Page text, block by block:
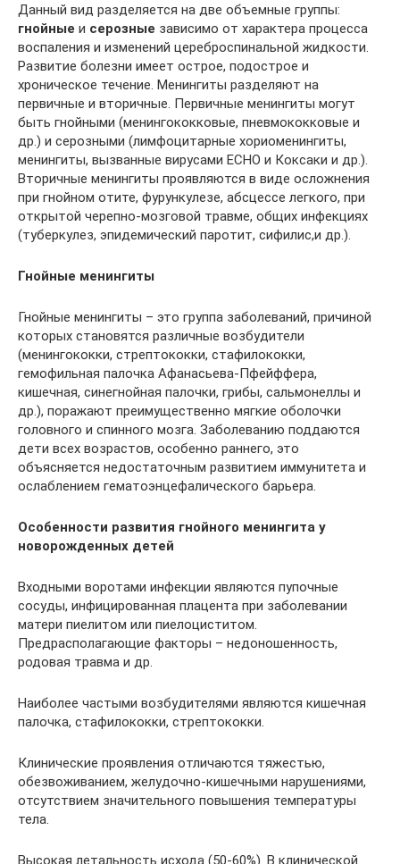
Данный вид разделяется на две объемные группы:
гнойные и серозные зависимо от характера процесса
воспаления и изменений цереброспинальной жидкости.
Развитие болезни имеет острое, подострое и
хроническое течение. Менингиты разделяют на
первичные и вторичные. Первичные менингиты могут
быть гнойными (менингококковые, пневмококковые и
др.) и серозными (лимфоцитарные хориоменингиты,
менингиты, вызванные вирусами ECHO и Коксаки и др.).
Вторичные менингиты проявляются в виде осложнения
при гнойном отите, фурункулезе, абсцессе легкого, при
открытой черепно-мозговой травме, общих инфекциях
(туберкулез, эпидемический паротит, сифилис,и др.).
Гнойные менингиты
Гнойные менингиты – это группа заболеваний, причиной
которых становятся различные возбудители
(менингококки, стрептококки, стафилококки,
гемофильная палочка Афанасьева-Пфейффера,
кишечная, синегнойная палочки, грибы, сальмонеллы и
др.), поражают преимущественно мягкие оболочки
головного и спинного мозга. Заболеванию поддаются
дети всех возрастов, особенно раннего, это
объясняется недостаточным развитием иммунитета и
ослаблением гематоэнцефалического барьера.
Особенности развития гнойного менингита у
новорожденных детей
Входными воротами инфекции являются пупочные
сосуды, инфицированная плацента при заболевании
матери пиелитом или пиелоциститом.
Предрасполагающие факторы – недоношенность,
родовая травма и др.
Наиболее частыми возбудителями являются кишечная
палочка, стафилококки, стрептококки.
Клинические проявления отличаются тяжестью,
обезвоживанием, желудочно-кишечными нарушениями,
отсутствием значительного повышения температуры
тела.
Высокая летальность исхода (50-60%). В клинической